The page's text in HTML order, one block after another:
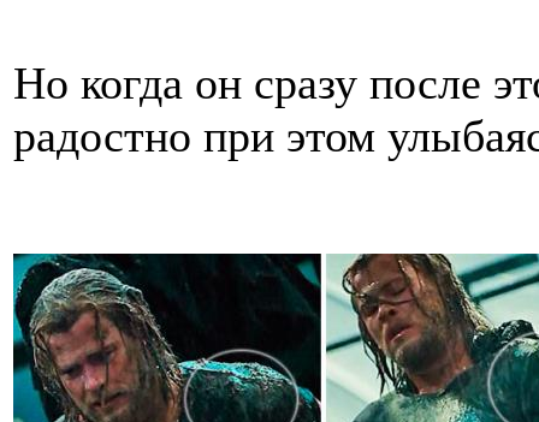
Но когда он сразу после
радостно при этом